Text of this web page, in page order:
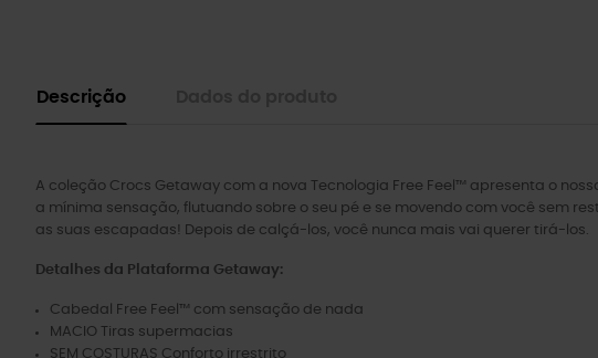
Descrição
A coleção Crocs Getaway com a nova Tecnologia Free Feel™ apresenta o
a mínima sensação, flutuando sobre o seu pé e se movendo com você sem
as suas escapadas! Depois de calçá-los, você nunca mais vai querer tirá-los.
Detalhes da Plataforma Getaway:
Cabedal Free Feel™ com sensação de nada
MACIO Tiras supermacias
SEM COSTURAS Conforto irrestrito